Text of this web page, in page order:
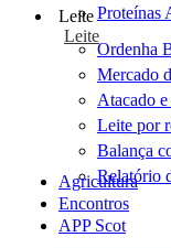
Proteínas
Leite
Leite
Ordenha
Mercado
Atacado
Leite por
Balança
Relatório
Agricultura
Encontros
APP Scot